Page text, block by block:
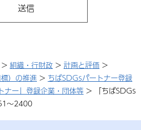
> 組織・行財政 > 計画と評価 >
）の推進 > ちばSDGsパートナー登録
ナー」登録企業・団体等 > 「ちばSDGs
～2400